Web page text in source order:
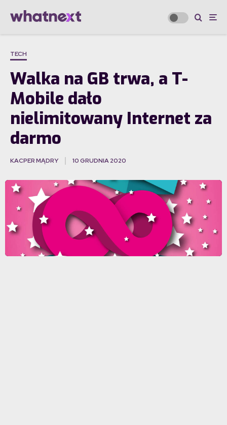
TECH
Walka na GB trwa, a T-
Mobile dało
nielimitowany Internet za
darmo
KACPER MĄDRY 10 GRUDNIA 2020